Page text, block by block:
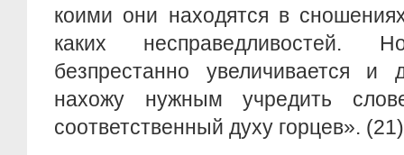
коими они находятся в
каких
безпрестанно увеличивается и
нахожу нужным учредить
соответственный духу горцев». (21)